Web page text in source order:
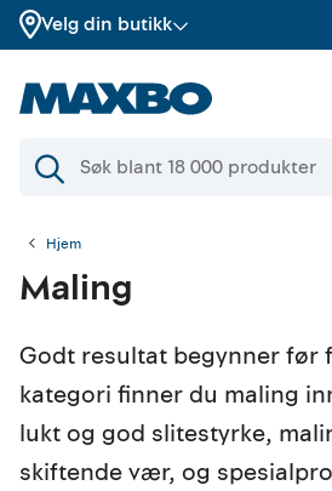
Velg din butikk
Hjem
Maling
Godt resultat begynner før
kategori finner du maling
lukt og god slitestyrke,
skiftende vær, og